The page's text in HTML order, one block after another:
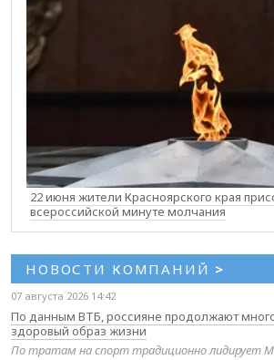
22 июня жители Красноярского края
всероссийской минуте молчания
НОВОСТИ КОМПАНИЙ >
07 августа 2026 14:42
По данным ВТБ, россияне продолжают много
здоровый образ жизни
По тратам на спорт традиционно лидирует